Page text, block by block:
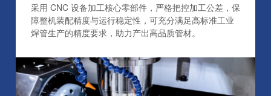
采用 CNC 设备加工核心零部件，严格把控加工公差，保
障整机装配精度与运行稳定性，可充分满足高标准工业
焊管生产的精度要求，助力产出高品质管材。